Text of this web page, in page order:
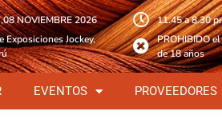
NOVIEMBRE 2026
Exposiciones Jockey,
11.45 a 8.30
PROHIBIDO
de 18 años
EVENTOS PROVEEDORES